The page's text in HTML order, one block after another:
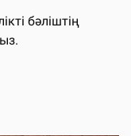
бәліштің